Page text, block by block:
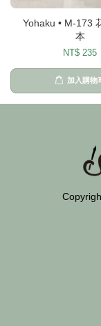
Yohaku • M-173
本
NT$ 235
加入購物